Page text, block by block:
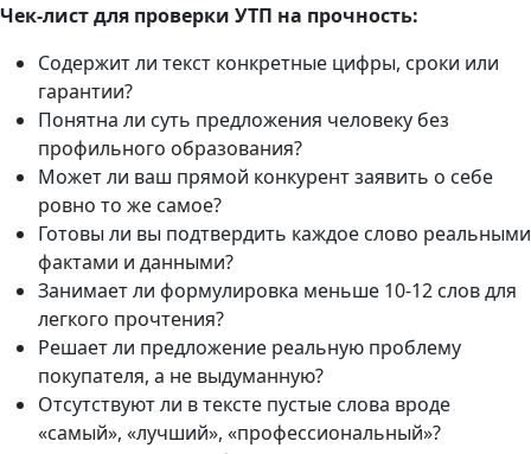
Чек-лист для проверки УТП на прочность:
Содержит ли текст конкретные цифры, сроки или
гарантии?
Понятна ли суть предложения человеку без
профильного образования?
Может ли ваш прямой конкурент заявить о себе
ровно то же самое?
Готовы ли вы подтвердить каждое слово реальными
фактами и данными?
Занимает ли формулировка меньше 10-12 слов для
легкого прочтения?
Решает ли предложение реальную проблему
покупателя, а не выдуманную?
Отсутствуют ли в тексте пустые слова вроде
«самый», «лучший», «профессиональный»?